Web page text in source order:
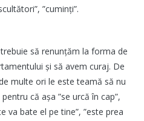
”cuminți”.
să renunțăm la forma de
și să avem curaj. De
multe ori le este teamă să nu
că așa ”se urcă în cap”,
va bate el pe tine”, ”este prea